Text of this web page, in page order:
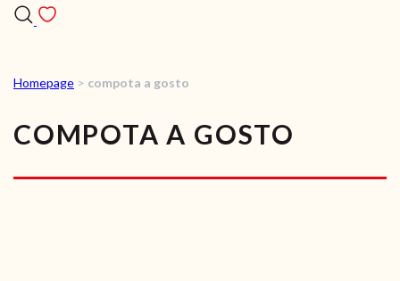
RECEITAS
VÍDEOS
RECEITAS VEGGIE
Homepage > compota a gosto
COMPOTA A GOSTO